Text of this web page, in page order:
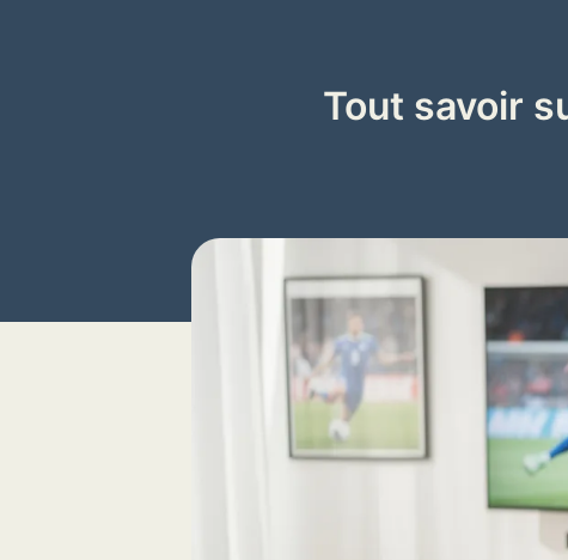
Tout savoir